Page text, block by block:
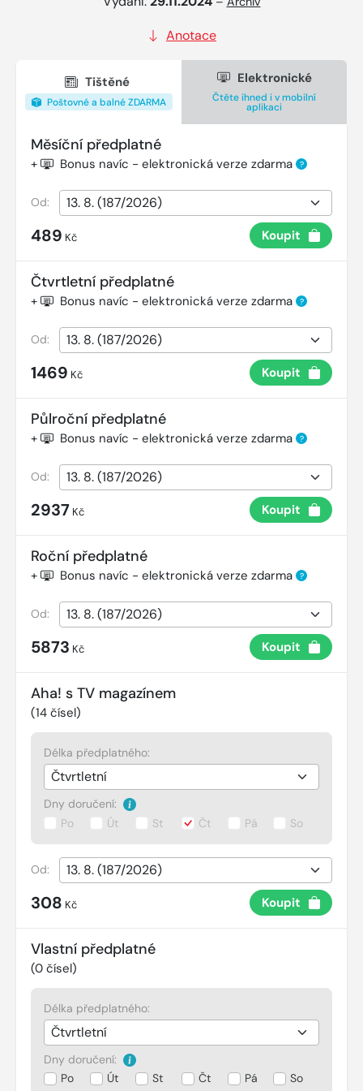
Anotace
Tištěné
Poštovné a balné ZDARMA
Elektronické
Čtěte ihned i v mobilní
aplikaci
Měsíční předplatné
+ Bonus navíc - elektronická verze zdarma ?
Od:
489 Kč Koupit
Čtvrtletní předplatné
+ Bonus navíc - elektronická verze zdarma ?
Od:
1469 Kč Koupit
Půlroční předplatné
+ Bonus navíc - elektronická verze zdarma ?
Od:
2937 Kč Koupit
Roční předplatné
+ Bonus navíc - elektronická verze zdarma ?
Od:
5873 Kč Koupit
Aha! s TV magazínem
(14 čísel)
Délka předplatného:
Dny doručení:
Po
Út St Čt Pá So
Od:
308 Kč Koupit
Vlastní předplatné
(0 čísel)
Délka předplatného:
Dny doručení:
Po
Út St Čt Pá So